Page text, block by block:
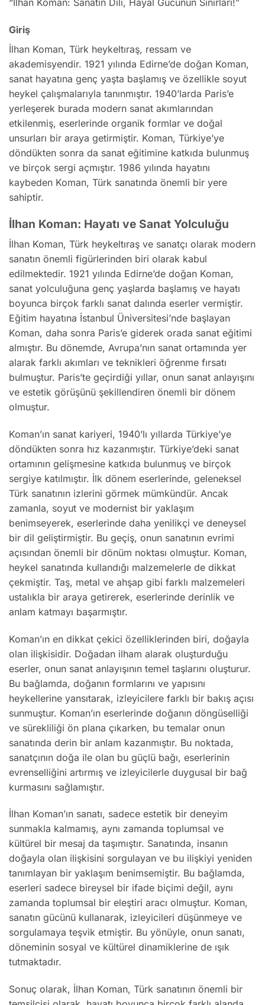
Giriş
İlhan Koman, Türk heykeltıraş, ressam ve
akademisyendir. 1921 yılında Edirne’de doğan Koman,
sanat hayatına genç yaşta başlamış ve özellikle soyut
heykel çalışmalarıyla tanınmıştır. 1940’larda Paris’e
yerleşerek burada modern sanat akımlarından
etkilenmiş, eserlerinde organik formlar ve doğal
unsurları bir araya getirmiştir. Koman, Türkiye’ye
döndükten sonra da sanat eğitimine katkıda bulunmuş
ve birçok sergi açmıştır. 1986 yılında hayatını
kaybeden Koman, Türk sanatında önemli bir yere
sahiptir.
İlhan Koman: Hayatı ve Sanat Yolculuğu
İlhan Koman, Türk heykeltıraş ve sanatçı olarak modern
sanatın önemli figürlerinden biri olarak kabul
edilmektedir. 1921 yılında Edirne’de doğan Koman,
sanat yolculuğuna genç yaşlarda başlamış ve hayatı
boyunca birçok farklı sanat dalında eserler vermiştir.
Eğitim hayatına İstanbul Üniversitesi’nde başlayan
Koman, daha sonra Paris’e giderek orada sanat eğitimi
almıştır. Bu dönemde, Avrupa’nın sanat ortamında yer
alarak farklı akımları ve teknikleri öğrenme fırsatı
bulmuştur. Paris’te geçirdiği yıllar, onun sanat anlayışını
ve estetik görüşünü şekillendiren önemli bir dönem
olmuştur.
Koman’ın sanat kariyeri, 1940’lı yıllarda Türkiye’ye
döndükten sonra hız kazanmıştır. Türkiye’deki sanat
ortamının gelişmesine katkıda bulunmuş ve birçok
sergiye katılmıştır. İlk dönem eserlerinde, geleneksel
Türk sanatının izlerini görmek mümkündür. Ancak
zamanla, soyut ve modernist bir yaklaşım
benimseyerek, eserlerinde daha yenilikçi ve deneysel
bir dil geliştirmiştir. Bu geçiş, onun sanatının evrimi
açısından önemli bir dönüm noktası olmuştur. Koman,
heykel sanatında kullandığı malzemelerle de dikkat
çekmiştir. Taş, metal ve ahşap gibi farklı malzemeleri
ustalıkla bir araya getirerek, eserlerinde derinlik ve
anlam katmayı başarmıştır.
Koman’ın en dikkat çekici özelliklerinden biri, doğayla
olan ilişkisidir. Doğadan ilham alarak oluşturduğu
eserler, onun sanat anlayışının temel taşlarını oluşturur.
Bu bağlamda, doğanın formlarını ve yapısını
heykellerine yansıtarak, izleyicilere farklı bir bakış açısı
sunmuştur. Koman’ın eserlerinde doğanın döngüselliği
ve sürekliliği ön plana çıkarken, bu temalar onun
sanatında derin bir anlam kazanmıştır. Bu noktada,
sanatçının doğa ile olan bu güçlü bağı, eserlerinin
evrenselliğini artırmış ve izleyicilerle duygusal bir bağ
kurmasını sağlamıştır.
İlhan Koman’ın sanatı, sadece estetik bir deneyim
sunmakla kalmamış, aynı zamanda toplumsal ve
kültürel bir mesaj da taşımıştır. Sanatında, insanın
doğayla olan ilişkisini sorgulayan ve bu ilişkiyi yeniden
tanımlayan bir yaklaşım benimsemiştir. Bu bağlamda,
eserleri sadece bireysel bir ifade biçimi değil, aynı
zamanda toplumsal bir eleştiri aracı olmuştur. Koman,
sanatın gücünü kullanarak, izleyicileri düşünmeye ve
sorgulamaya teşvik etmiştir. Bu yönüyle, onun sanatı,
döneminin sosyal ve kültürel dinamiklerine de ışık
tutmaktadır.
Sonuç olarak, İlhan Koman, Türk sanatının önemli bir